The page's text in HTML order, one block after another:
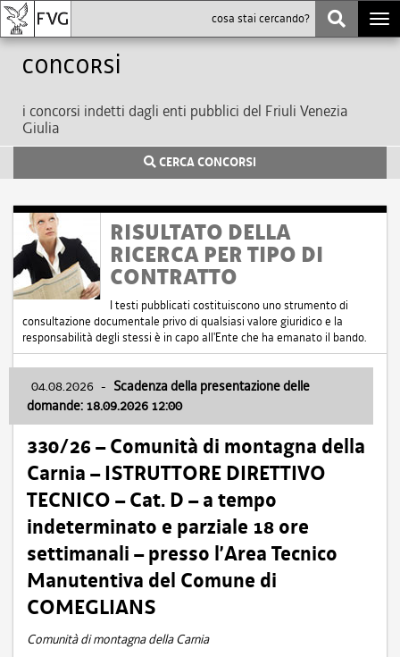
Concorsi
i concorsi indetti dagli enti pubblici del Friuli Venezia
Giulia
CERCA CONCORSI
RISULTATO DELLA
RICERCA PER TIPO DI
CONTRATTO
I testi pubblicati costituiscono uno strumento di
consultazione documentale privo di qualsiasi valore giuridico e la
responsabilità degli stessi è in capo all'Ente che ha emanato il bando.
04.08.2026 - Scadenza della presentazione delle
domande: 18.09.2026 12:00
330/26 – Comunità di montagna della
Carnia – ISTRUTTORE DIRETTIVO
TECNICO – Cat. D – a tempo
indeterminato e parziale 18 ore
settimanali – presso l’Area Tecnico
Manutentiva del Comune di
COMEGLIANS
Comunità di montagna della Carnia